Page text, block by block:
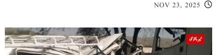
NOV 23, 2025
خیبر پختونخوا